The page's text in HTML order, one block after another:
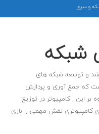
و سرور
شبکه
و توسعه شبکه های
که جمع آوری و پردازش
این , کامپیوتر در توزیع
کامپیوتری نقش مهمی را بازی